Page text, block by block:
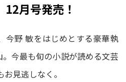
12月号発売！
今野 敏をはじめとする豪華執
今最も旬の小説が読める文芸
見逃しなく。